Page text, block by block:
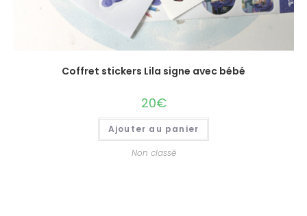
Coffret stickers Lila signe avec bébé
20€
Ajouter au panier
Non classé